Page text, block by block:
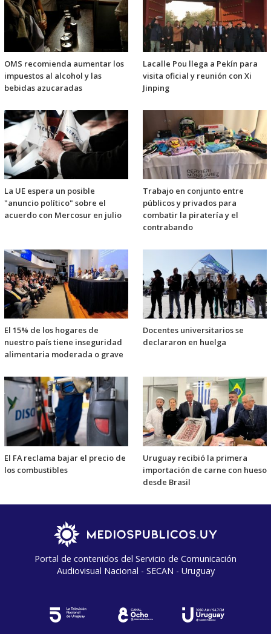
OMS recomienda aumentar los
impuestos al alcohol y las
bebidas azucaradas
Lacalle Pou llega a Pekín para
visita oficial y reunión con Xi
Jinping
La UE espera un posible
"anuncio político" sobre el
acuerdo con Mercosur en julio
Trabajo en conjunto entre
públicos y privados para
combatir la piratería y el
contrabando
El 15% de los hogares de
nuestro país tiene inseguridad
alimentaria moderada o grave
Docentes universitarios se
declararon en huelga
El FA reclama bajar el precio de
los combustibles
Uruguay recibió la primera
importación de carne con hueso
desde Brasil
Portal de contenidos del Servicio de Comunicación
Audiovisual Nacional - SECAN - Uruguay